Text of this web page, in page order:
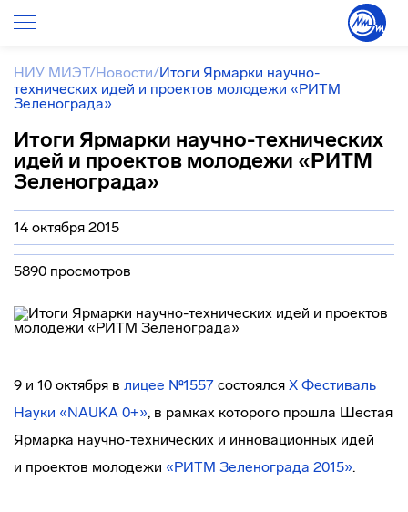
НИУ МИЭТ/Новости/Итоги Ярмарки научно-
технических идей и проектов молодежи «РИТМ
Зеленограда»
Итоги Ярмарки научно-технических
идей и проектов молодежи «РИТМ
Зеленограда»
14 октября 2015
5890 просмотров
9 и 10 октября в лицее №1557 состоялся Х Фестиваль
Науки «NAUKA 0+», в рамках которого прошла Шестая
Ярмарка научно-технических и инновационных идей
и проектов молодежи «РИТМ Зеленограда 2015».